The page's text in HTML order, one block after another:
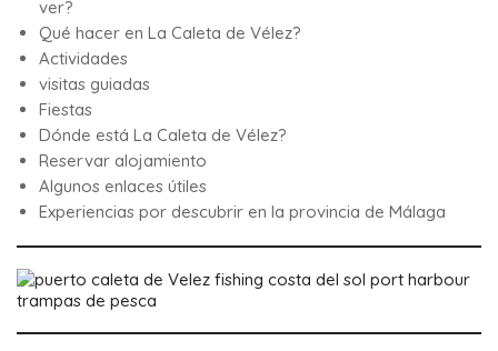
ver?
Qué hacer en La Caleta de Vélez?
Actividades
visitas guiadas
Fiestas
Dónde está La Caleta de Vélez?
Reservar alojamiento
Algunos enlaces útiles
Experiencias por descubrir en la provincia de Málaga
trampas de pesca